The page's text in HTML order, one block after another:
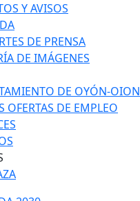
Y AVISOS
DE PRENSA
DE IMÁGENES
DE OYÓN-OION
OFERTAS DE EMPLEO